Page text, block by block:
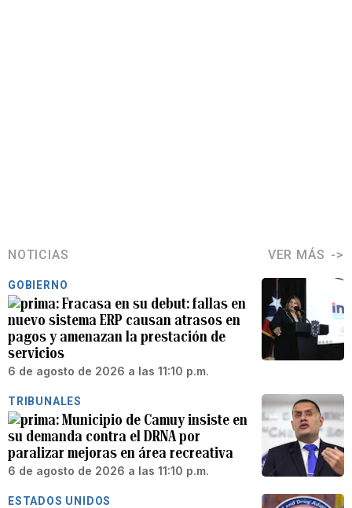
NOTICIAS VER MÁS
GOBIERNO
Fracasa en su debut: fallas en
nuevo sistema ERP causan atrasos en
pagos y amenazan la prestación de
servicios
6 de agosto de 2026 a las 11:10 p.m.
TRIBUNALES
Municipio de Camuy insiste en
su demanda contra el DRNA por
paralizar mejoras en área recreativa
6 de agosto de 2026 a las 11:10 p.m.
ESTADOS UNIDOS